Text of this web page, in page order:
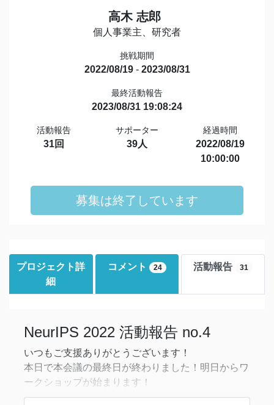
高木 志郎
個人事業主、研究者
挑戦期間
2022/08/19- 2023/08/31
最終活動報告
2023/08/31 19:08:24
活動報告
31回
サポーター
39人
経過時間
2022/08/19
10:00:00
募集は終了しています
プロジェクト詳
細
コメント 24 活動報告 31
NeurIPS 2022 活動報告 no.4
いつもご支援ありがとうございます！
本日で本会議の最終日が終わりました！明日からワ
ークショップが始まります！
本日も、invited talk、poster session、socialが行わ